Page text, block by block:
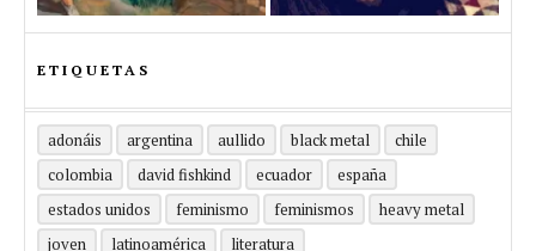
ETIQUETAS
adonáis argentina aullido black metal
chile
colombia
david fishkind ecuador
españa
estados unidos
feminismo feminismos
heavy metal
joven
latinoamérica
literatura